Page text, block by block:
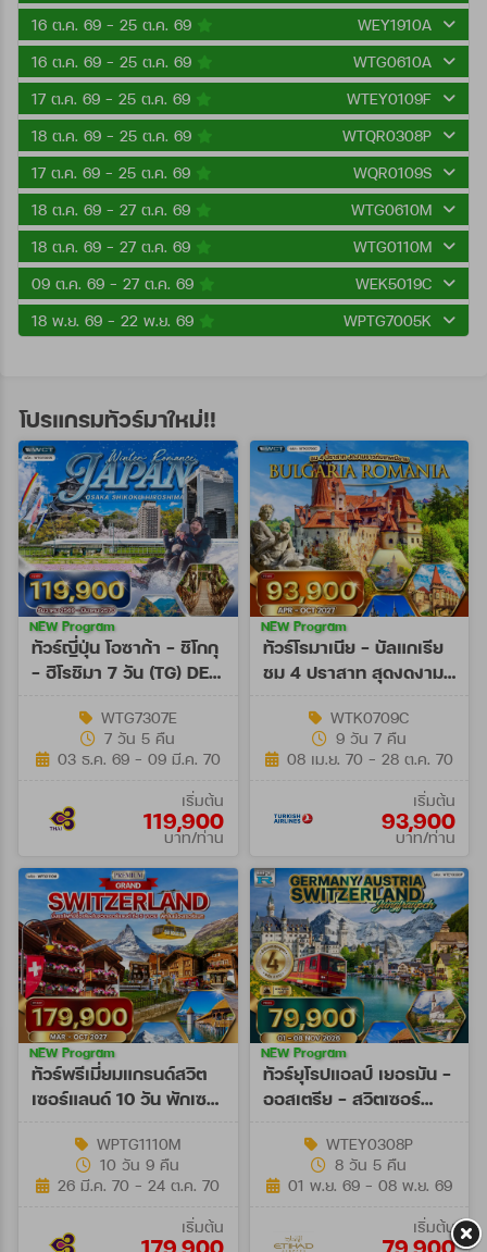
16 ต.ค. 69 - 25 ต.ค. 69
WEY1910A
16 ต.ค. 69 - 25 ต.ค. 69
WTG0610A
17 ต.ค. 69 - 25 ต.ค. 69
WTEY0109F
18 ต.ค. 69 - 25 ต.ค. 69
WTQR0308P
17 ต.ค. 69 - 25 ต.ค. 69
WQR0109S
18 ต.ค. 69 - 27 ต.ค. 69
WTG0610M
18 ต.ค. 69 - 27 ต.ค. 69
WTG0110M
09 ต.ค. 69 - 27 ต.ค. 69
WEK5019C
18 พ.ย. 69 - 22 พ.ย. 69
WPTG7005K
โปรแกรมทัวร์มาใหม่!!
ทัวร์ญี่ปุ่น โอซาก้า - ชิโกกุ
- ฮิโรชิมา 7 วัน (TG) DEC
NEW Program
WTG7307E
7 วัน 5 คืน
03 ธ.ค. 69 - 09 มี.ค. 70
เริ่มต้น
119,900
บาท/ท่าน
ทัวร์โรมาเนีย - บัลแกเรีย
ชม 4 ปราสาท สุดงดงาม
NEW Program
WTK0709C
9 วัน 7 คืน
08 เม.ย. 70 - 28 ต.ค. 70
เริ่มต้น
93,900
บาท/ท่าน
ทัวร์พรีเมี่ยมแกรนด์สวิต
เซอร์แลนด์ 10 วัน พักเซ
NEW Program
WPTG1110M
10 วัน 9 คืน
26 มี.ค. 70 - 24 ต.ค. 70
เริ่มต้น
ทัวร์ยุโรปแอลป์ เยอรมัน -
ออสเตรีย - สวิตเซอร์
NOV 26
NEW Program
WTEY0308P
8 วัน 5 คืน
01 พ.ย. 69 - 08 พ.ย. 69
เริ่มต้น